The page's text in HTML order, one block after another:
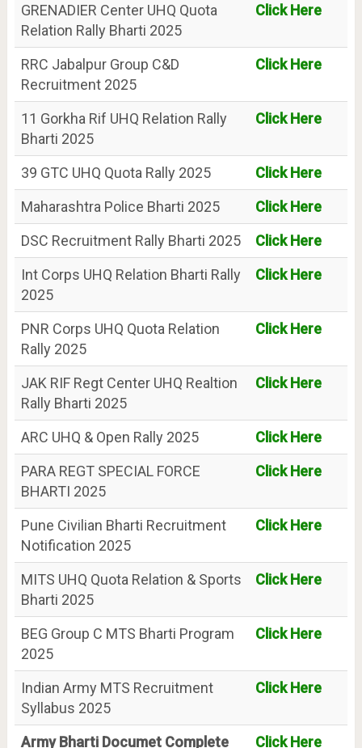
GRENADIER Center UHQ Quota
Relation Rally Bharti 2025
Click Here
RRC Jabalpur Group C&D
Recruitment 2025
Click Here
11 Gorkha Rif UHQ Relation Rally
Bharti 2025
Click Here
39 GTC UHQ Quota Rally 2025
Click Here
Maharashtra Police Bharti 2025
Click Here
DSC Recruitment Rally Bharti 2025
Click Here
Int Corps UHQ Relation Bharti Rally
2025
Click Here
PNR Corps UHQ Quota Relation
Rally 2025
Click Here
JAK RIF Regt Center UHQ Realtion
Rally Bharti 2025
Click Here
ARC UHQ & Open Rally 2025
Click Here
PARA REGT SPECIAL FORCE
BHARTI 2025
Click Here
Pune Civilian Bharti Recruitment
Notification 2025
Click Here
MITS UHQ Quota Relation & Sports
Bharti 2025
Click Here
BEG Group C MTS Bharti Program
2025
Click Here
Indian Army MTS Recruitment
Syllabus 2025
Click Here
Army Bharti Documet Complete Click Here